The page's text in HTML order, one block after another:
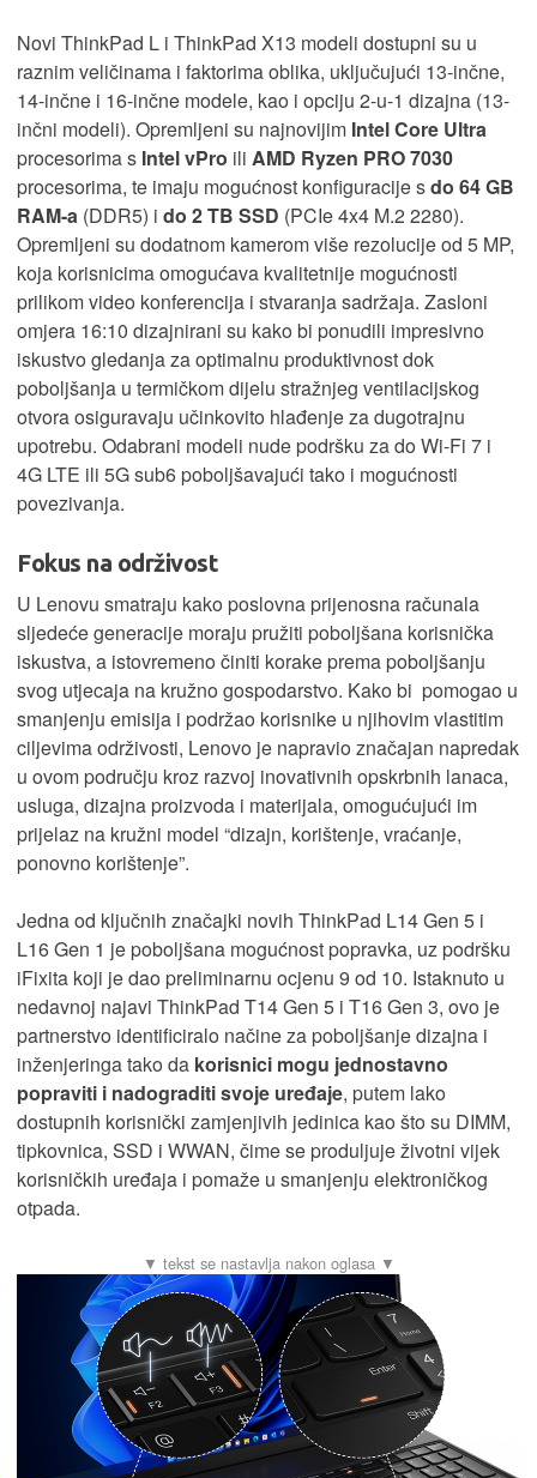
Novi ThinkPad L i ThinkPad X13 modeli dostupni su u
raznim veličinama i faktorima oblika, uključujući 13-inčne,
14-inčne i 16-inčne modele, kao i opciju 2-u-1 dizajna (13-
inčni modeli). Opremljeni su najnovijim Intel Core Ultra
procesorima s Intel vPro ili AMD Ryzen PRO 7030
procesorima, te imaju mogućnost konfiguracije sdo 64 GB
RAM-a (DDR5) i do 2 TB SSD (PCIe 4x4 M.2 2280).
Opremljeni su dodatnom kamerom više rezolucije od 5 MP,
koja korisnicima omogućava kvalitetnije mogućnosti
prilikom video konferencija i stvaranja sadržaja. Zasloni
omjera 16:10 dizajnirani su kako bi ponudili impresivno
iskustvo gledanja za optimalnu produktivnost dok
poboljšanja u termičkom dijelu stražnjeg ventilacijskog
otvora osiguravaju učinkovito hlađenje za dugotrajnu
upotrebu. Odabrani modeli nude podršku za do Wi-Fi 7 i
4G LTE ili 5G sub6 poboljšavajući tako i mogućnosti
povezivanja.
Fokus na održivost
U Lenovu smatraju kako poslovna prijenosna računala
sljedeće generacije moraju pružiti poboljšana korisnička
iskustva, a istovremeno činiti korake prema poboljšanju
svog utjecaja na kružno gospodarstvo. Kako bi pomogao u
smanjenju emisija i podržao korisnike u njihovim vlastitim
ciljevima održivosti, Lenovo je napravio značajan napredak
u ovom području kroz razvoj inovativnih opskrbnih lanaca,
usluga, dizajna proizvoda i materijala, omogućujući im
prijelaz na kružni model “dizajn, korištenje, vraćanje,
ponovno korištenje”.
Jedna od ključnih značajki novih ThinkPad L14 Gen 5 i
L16 Gen 1 je poboljšana mogućnost popravka, uz podršku
iFixita koji je dao preliminarnu ocjenu 9 od 10. Istaknuto u
nedavnoj najavi ThinkPad T14 Gen 5 i T16 Gen 3, ovo je
partnerstvo identificiralo načine za poboljšanje dizajna i
inženjeringa tako da korisnici mogu jednostavno
popraviti i nadograditi svoje uređaje, putem lako
dostupnih korisnički zamjenjivih jedinica kao što su DIMM,
tipkovnica, SSD i WWAN, čime se produljuje životni vijek
korisničkih uređaja i pomaže u smanjenju elektroničkog
otpada.